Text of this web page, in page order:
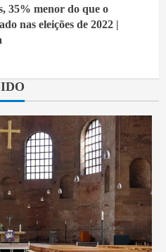
35% menor do que o
nas eleições de 2022 |